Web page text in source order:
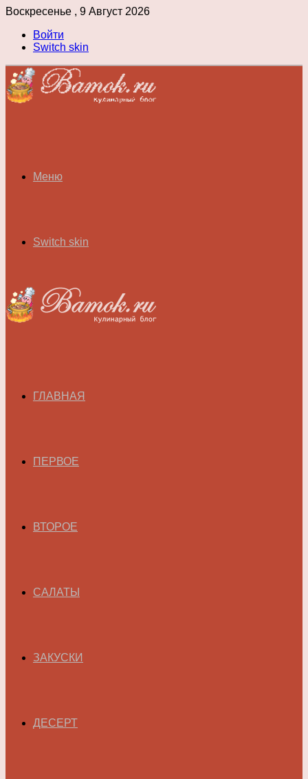
Воскресенье , 9 Август 2026
Войти
Switch skin
Меню
Switch skin
ГЛАВНАЯ
ПЕРВОЕ
ВТОРОЕ
САЛАТЫ
ЗАКУСКИ
ДЕСЕРТ